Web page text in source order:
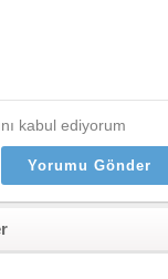
kabul ediyorum